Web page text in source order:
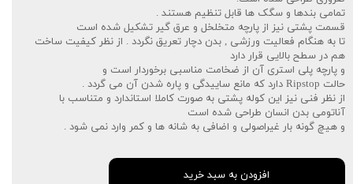
تمامی بندها و سگک ها قابل تنظیم هستند .
قسمت پشتی نیز از پارچه متخلخل و عرق گیر تشکیل شده است
تا به هنگام فعالیت ورزشی , بدن دچار تعریق نگردد . از نظر کیفیت ساخت
هم در سطح بالایی قرار دارد
و پارچه پلی استری آن از ضخامت مناسبی برخوردار است و
حالت Ripstop دارد که مانع ساییدگی و پاره شدن آن می گردد .
از نظر فنی نیز این کوله پشتی به صورت کاملا استاندارد و متناسب با
آناتومی بدن انسان طراحی شده است
و هیچ گونه بار غیراصولی و اضافی به شانه ها و کمر وارد نمی شود .
افزودن به سبد خرید